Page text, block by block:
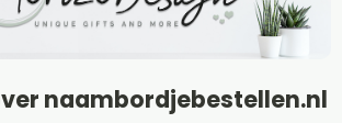
naambordjebestellen.nl